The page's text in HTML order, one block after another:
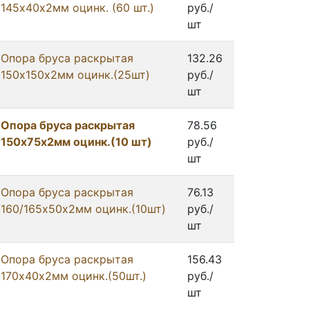
145х40х2мм оцинк. (60 шт.)
руб./
шт
Опора бруса раскрытая
150х150х2мм оцинк.(25шт)
132.26
руб./
шт
Опора бруса раскрытая
150х75х2мм оцинк.(10 шт)
78.56
руб./
шт
Опора бруса раскрытая
160/165х50х2мм оцинк.(10шт)
76.13
руб./
шт
Опора бруса раскрытая
170х40х2мм оцинк.(50шт.)
156.43
руб./
шт